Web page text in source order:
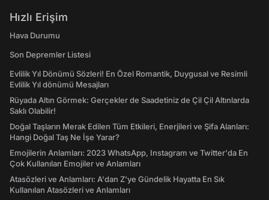
Hızlı Erişim
Hava Durumu
Son Depremler Listesi
Evlilik Yıl Dönümü Sözleri! En Özel Romantik, Duygusal ve Resimli
Evlilik Yıl dönümü Mesajları
Rüyada Altın Görmek: Gerçekler de Saadetiniz de Çil Çil Altınlarda
Saklı Olabilir!
Doğal Taşların Merak Edilen Tüm Etkileri, Enerjileri ve Şifa Alanları:
Hangi Doğal Taş Ne İşe Yarar?
Emojilerin Anlamları: 2023 WhatsApp, Instagram ve Twitter'da En
Çok Kullanılan Emojiler ve Anlamları
Atasözleri ve Anlamları: A'dan Z'ye Gündelik Hayatta En Sık
Kullanılan Atasözleri ve Anlamları